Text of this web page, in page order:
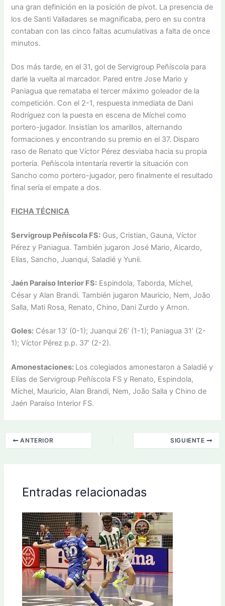
una gran definición en la posición de pívot. La presencia de
los de Santi Valladares se magnificaba, pero en su contra
contaban con las cinco faltas acumulativas a falta de once
minutos.
Dos más tarde, en el 31, gol de Servigroup Peñíscola para
darle la vuelta al marcador. Pared entre Jose Mario y
Paniagua que remataba el tercer máximo goleador de la
competición. Con el 2-1, respuesta inmediata de Dani
Rodríguez con la puesta en escena de Míchel como
portero-jugador. Insistían los amarillos, alternando
formaciones y encontrando su premio en el 37. Disparo
raso de Renato que Víctor Pérez desviaba hacia su propia
portería. Peñíscola intentaría revertir la situación con
Sancho como portero-jugador, pero finalmente el resultado
final sería el empate a dos.
FICHA TÉCNICA
Servigroup Peñíscola FS: Gus, Cristian, Gauna, Víctor
Pérez y Paniagua. También jugaron José Mario, Aicardo,
Elías, Sancho, Juanqui, Saladié y Yunii.
Jaén Paraíso Interior FS: Espindola, Taborda, Míchel,
César y Alan Brandi. También jugaron Mauricio, Nem, João
Salla, Mati Rosa, Renato, Chino, Dani Zurdo y Arnon.
Goles: César 13’ (0-1); Juanqui 26’ (1-1); Paniagua 31’ (2-
1); Víctor Pérez p.p. 37’ (2-2).
Amonestaciones: Los colegiados amonestaron a Saladié y
Elías de Servigroup Peñíscola FS y Renato, Espindola,
Míchel, Mauricio, Alan Brandi, Nem, João Salla y Chino de
Jaén Paraíso Interior FS.
ANTERIOR SIGUIENTE
Entradas relacionadas